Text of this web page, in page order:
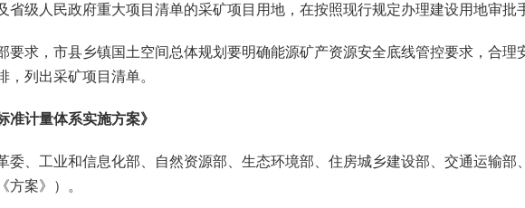
人民政府重大项目清单的采矿项目用地，在按照现行规定办理建设用地审批
，市县乡镇国土空间总体规划要明确能源矿产资源安全底线管控要求，合理
列出采矿项目清单。
计量体系实施方案》
、工业和信息化部、自然资源部、生态环境部、住房城乡建设部、交通运输部
案》）。